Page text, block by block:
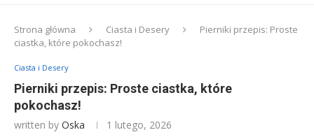
Strona główna Ciasta i Desery
Pierniki przepis: Proste
ciastka, które pokochasz!
Ciasta i Desery
Pierniki przepis: Proste ciastka, które
pokochasz!
written by Oska 1 lutego, 2026